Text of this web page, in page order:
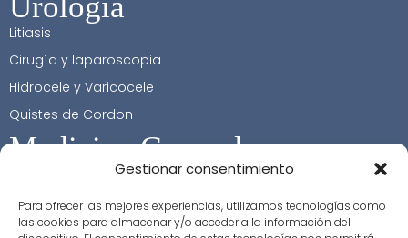
Gestionar consentimiento
Para ofrecer las mejores experiencias, utilizamos tecnologías como
las cookies para almacenar y/o acceder a la información del
Litiasis
Cirugía y laparoscopia
Hidrocele y Varicocele
Quistes de Cordon
Medicina General
Contacto
+34 617 32 37 96